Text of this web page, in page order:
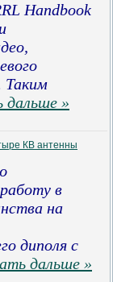
Handbook
Таким
»
КВ антенны
в
на
диполя с
дальше »